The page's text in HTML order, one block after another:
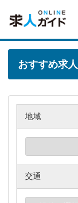
おすすめ求人
地域
交通